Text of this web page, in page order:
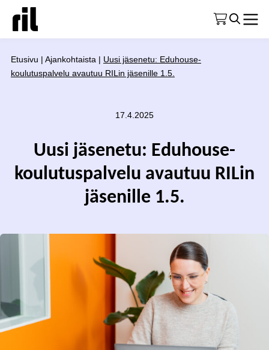
Etusivu | Ajankohtaista | Uusi jäsenetu: Eduhouse-
koulutuspalvelu avautuu RILin jäsenille 1.5.
17.4.2025
Uusi jäsenetu: Eduhouse-
koulutuspalvelu avautuu RILin
jäsenille 1.5.